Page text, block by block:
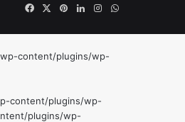
FacebookPinterestLinkedInInstagram
WhatsApp
wp-content/plugins/wp-
content/plugins/wp-
plugins/wp-